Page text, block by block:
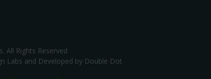
All Rights Reserved
Labs and Developed by Double Dot